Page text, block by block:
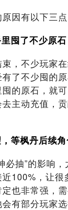
因有以下三点
囤了不少原石
，不少玩家
了不少囤的
的原石，就
主动充值，
等枫丹后续
必抽”的影响
100%，让很
也非常强，
有部分玩家选